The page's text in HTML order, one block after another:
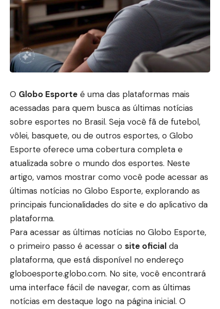
O Globo Esporte é uma das plataformas mais
acessadas para quem busca as últimas notícias
sobre esportes no Brasil. Seja você fã de futebol,
vôlei, basquete, ou de outros esportes, o Globo
Esporte oferece uma cobertura completa e
atualizada sobre o mundo dos esportes. Neste
artigo, vamos mostrar como você pode acessar as
últimas notícias no Globo Esporte, explorando as
principais funcionalidades do site e do aplicativo da
plataforma.
Para acessar as últimas notícias no Globo Esporte,
o primeiro passo é acessar o site oficial da
plataforma, que está disponível no endereço
globoesporte.globo.com. No site, você encontrará
uma interface fácil de navegar, com as últimas
notícias em destaque logo na página inicial. O